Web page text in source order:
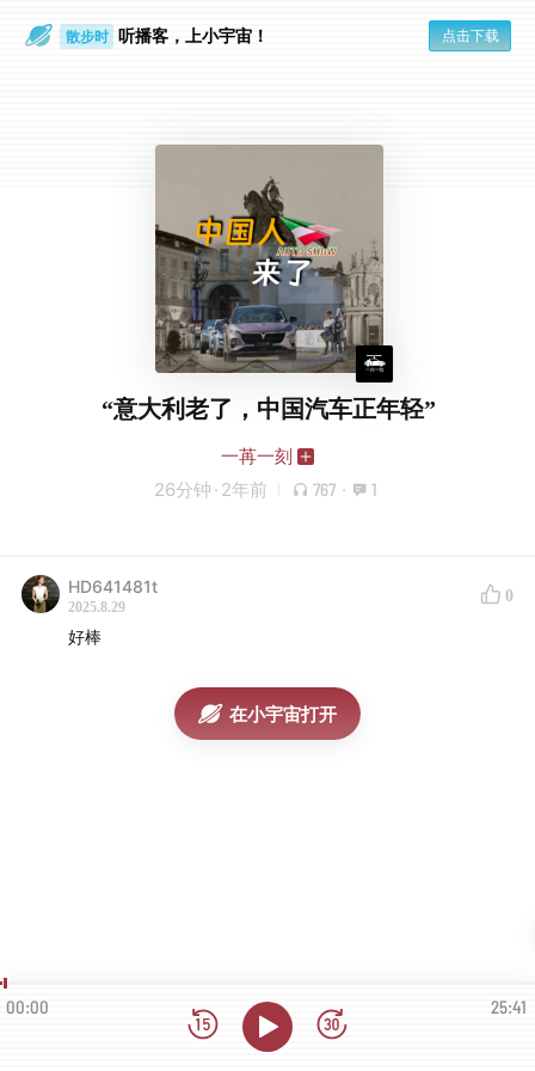
散步时 听播客，上小宇宙！ 点击下载
“意大利老了，中国汽车正年轻”
一苒一刻
26分钟 · 2年前 767 · 1
HD641481t
2025.8.29
0
好棒
在小宇宙打开
00:00 25:41